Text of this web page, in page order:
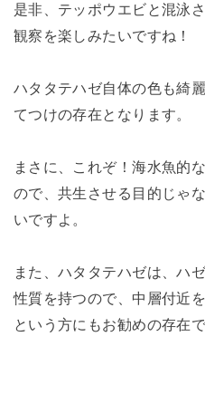
是非、テッポウエビと混泳
観察を楽しみたいですね！
ハタタテハゼ自体の色も綺
てつけの存在となります。
まさに、これぞ！海水魚的
ので、共生させる目的じゃ
いですよ。
また、ハタタテハゼは、ハ
性質を持つので、中層付近
という方にもお勧めの存在で